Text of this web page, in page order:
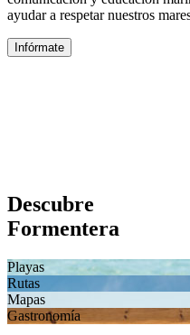
ayudar a respetar nuestros
Infórmate
Descubre
Formentera
Playas
Rutas
Mapas
Gastronomía